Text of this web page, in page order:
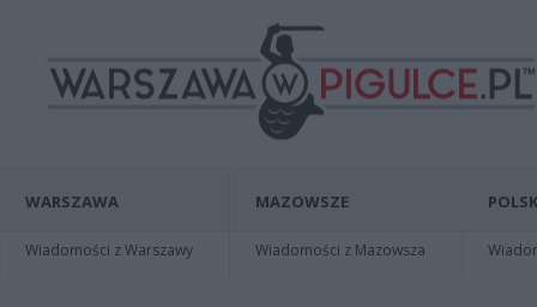
WARSZAWA
Wiadomości z Warszawy
MAZOWSZE
Wiadomości z Mazowsza